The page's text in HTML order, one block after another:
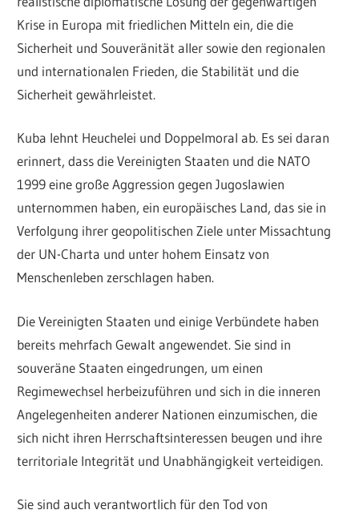
Krise in Europa mit friedlichen Mitteln ein, die die
Sicherheit und Souveränität aller sowie den regionalen
und internationalen Frieden, die Stabilität und die
Sicherheit gewährleistet.
Kuba lehnt Heuchelei und Doppelmoral ab. Es sei daran
erinnert, dass die Vereinigten Staaten und die NATO
1999 eine große Aggression gegen Jugoslawien
unternommen haben, ein europäisches Land, das sie in
Verfolgung ihrer geopolitischen Ziele unter Missachtung
der UN-Charta und unter hohem Einsatz von
Menschenleben zerschlagen haben.
Die Vereinigten Staaten und einige Verbündete haben
bereits mehrfach Gewalt angewendet. Sie sind in
souveräne Staaten eingedrungen, um einen
Regimewechsel herbeizuführen und sich in die inneren
Angelegenheiten anderer Nationen einzumischen, die
sich nicht ihren Herrschaftsinteressen beugen und ihre
territoriale Integrität und Unabhängigkeit verteidigen.
Sie sind auch verantwortlich für den Tod von